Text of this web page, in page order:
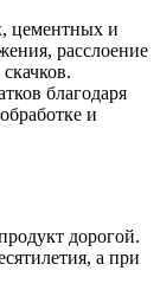
цементных и
расслоение
благодаря
и
дорогой.
а при